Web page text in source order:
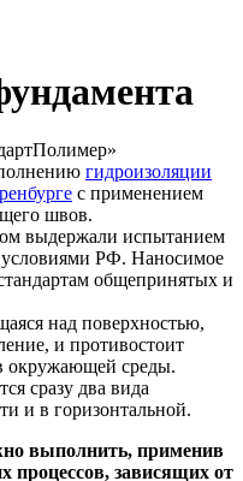
гидроизоляции
с применением
швов.
выдержали испытанием
РФ. Наносимое
общепринятых и
над поверхностью,
и противостоит
окружающей среды.
сразу два вида
и в горизонтальной.
выполнить, применив
процессов, зависящих от